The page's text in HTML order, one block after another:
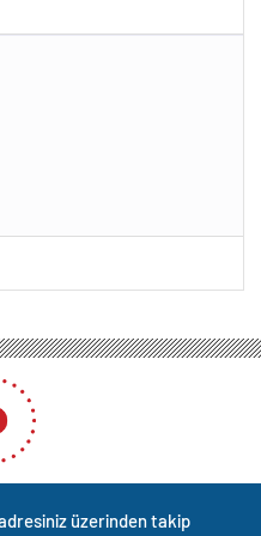
Bize Açık Çek Verdi’
Personeli